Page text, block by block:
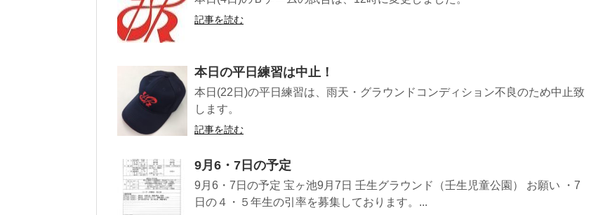
記事を読む
本日の平日練習は中止！
本日(22日)の平日練習は、雨天・グラウンドコンディション不良のため中止致
します。
記事を読む
9月6・7日の予定
9月6・7日の予定 宝ヶ池9月7日 壬生グラウンド（壬生児童公園） お願い ・7
日の４・５年生の引率を募集しております。...